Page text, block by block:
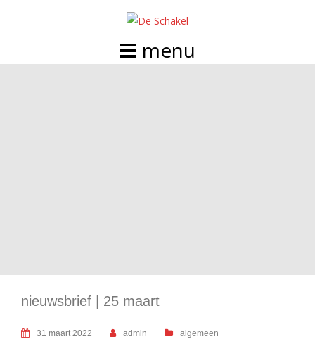
nieuwsbrief | 25 maart
31 maart 2022 admin algemeen